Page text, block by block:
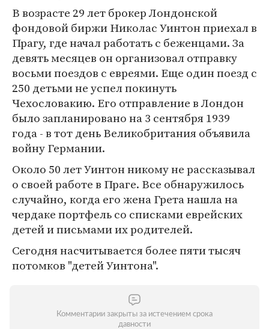
В возрасте 29 лет брокер Лондонской
фондовой биржи Николас Уинтон приехал в
Прагу, где начал работать с беженцами. За
девять месяцев он организовал отправку
восьми поездов с евреями. Еще один поезд с
250 детьми не успел покинуть
Чехословакию. Его отправление в Лондон
было запланировано на 3 сентября 1939
года - в тот день Великобритания объявила
войну Германии.
Около 50 лет Уинтон никому не рассказывал
о своей работе в Праге. Все обнаружилось
случайно, когда его жена Грета нашла на
чердаке портфель со списками еврейских
детей и письмами их родителей.
Сегодня насчитывается более пяти тысяч
потомков "детей Уинтона".
Комментарии закрыты за истечением срока
давности